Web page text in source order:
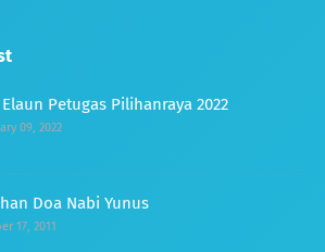
Petugas Pilihanraya 2022
09, 2022
Doa Nabi Yunus
17, 2011